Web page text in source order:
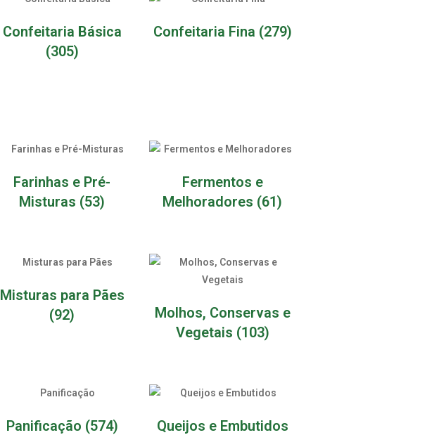
Confeitaria Básica
(305)
Confeitaria Fina (279)
Farinhas e Pré-
Misturas (53)
Fermentos e
Melhoradores (61)
Misturas para Pães
(92)
Molhos, Conservas e
Vegetais (103)
Panificação (574)
Queijos e Embutidos